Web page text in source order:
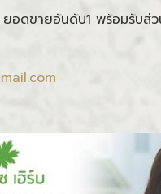
ยอดขายอันดับ1 พร้อมรับ